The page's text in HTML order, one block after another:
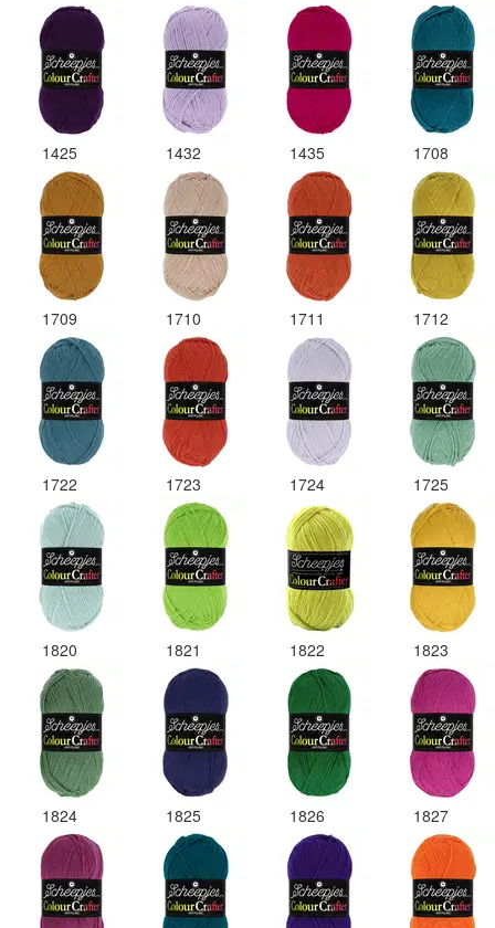
1425 1432 1435 1708
1709 1710 1711 1712
1722 1723 1724 1725
1820 1821 1822 1823
1824 1825 1826 1827